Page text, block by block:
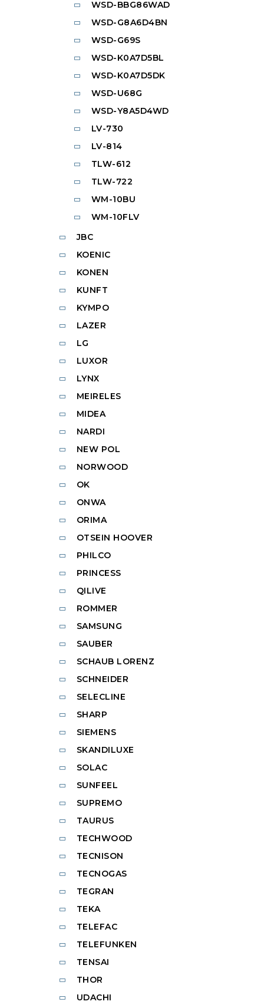
WSD-BBG86WAD
WSD-G8A6D4BN
WSD-G69S
WSD-K0A7D5BL
WSD-K0A7D5DK
WSD-U68G
WSD-Y8A5D4WD
LV-730
LV-814
TLW-612
TLW-722
WM-10BU
WM-10FLV
JBC
KOENIC
KONEN
KUNFT
KYMPO
LAZER
LG
LUXOR
LYNX
MEIRELES
MIDEA
NARDI
NEW POL
NORWOOD
OK
ONWA
ORIMA
OTSEIN HOOVER
PHILCO
PRINCESS
QILIVE
ROMMER
SAMSUNG
SAUBER
SCHAUB LORENZ
SCHNEIDER
SELECLINE
SHARP
SIEMENS
SKANDILUXE
SOLAC
SUNFEEL
SUPREMO
TAURUS
TECHWOOD
TECNISON
TECNOGAS
TEGRAN
TEKA
TELEFAC
TELEFUNKEN
TENSAI
THOR
UDACHI